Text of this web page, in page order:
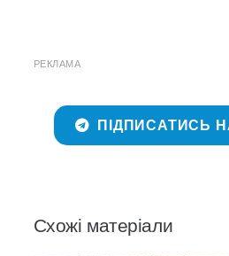
РЕКЛАМА
ПІДПИСАТИСЬ
Схожі матеріали